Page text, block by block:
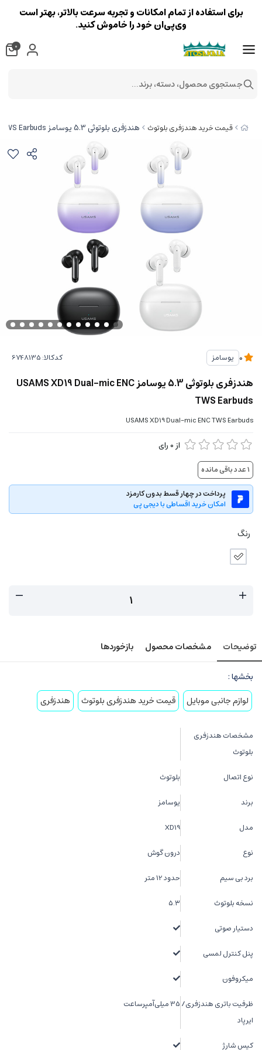
قیمت خرید هندزفری بلوتوث هندزفری بلوتوثی 5.3 یوسامز USAMS XD19 Dual-mic ENC TWS Earbuds
یوسامز کدکالا:
هندزفری بلوتوثی 5.3 یوسامز USAMS XD19 Dual-mic ENC
TWS Earbuds
USAMS XD19 Dual-mic ENC TWS Earbuds
از 0 رای
1عدد باقی مانده
پرداخت در چهار قسط بدون کارمزد
امکان خرید اقساطی با دیجی پی
رنگ
توضیحات مشخصات محصول بازخوردها
بخشها :
لوازم جانبی موبایل
قیمت خرید هندزفری بلوتوث هندزفری
مشخصات هندزفری
بلوتوث
نوع اتصال بلوتوث
برند یوسامز
مدل XD19
نوع درون گوش
برد بی سیم حدود 12 متر
نسخه بلوتوث ۵.۳
دستیار صوتی
پنل کنترل لمسی
میکروفون
ظرفیت باتری هندزفری/
ایرپاد
35 میلی‌آمپرساعت
کیس شارژ
برای استفاده از تمام امکانات و تجربه سرعت بالاتر، بهتر است
وی‌پی‌ان خود را خاموش کنید.
0
جستجوی محصول، دسته، برند...